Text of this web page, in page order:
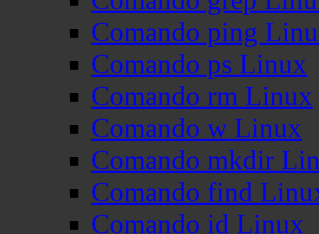
Comando ping
Comando ps Linux
Comando rm Linux
Comando w Linux
Comando mkdir
Comando find
Comando id Linux